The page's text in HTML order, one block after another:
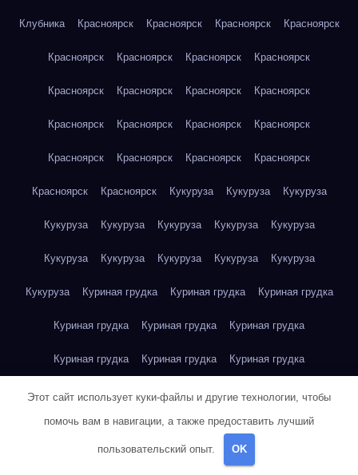
Клубника Красноярск Красноярск Красноярск Красноярск
Красноярск Красноярск Красноярск Красноярск
Красноярск Красноярск Красноярск Красноярск
Красноярск Красноярск Красноярск Красноярск
Красноярск Красноярск Красноярск Красноярск
Красноярск Красноярск Кукуруза Кукуруза Кукуруза
Кукуруза Кукуруза Кукуруза Кукуруза Кукуруза
Кукуруза Кукуруза Кукуруза Кукуруза Кукуруза
Кукуруза Куриная грудка Куриная грудка Куриная грудка
Куриная грудка Куриная грудка Куриная грудка
Куриная грудка Куриная грудка Куриная грудка
Куриная грудка Куриная грудка Куриная грудка
Куриная грудка Куриная грудка Куриная грудка
Этот сайт использует куки-файлы и другие технологии, чтобы
помочь вам в навигации, а также предоставить лучший
пользовательский опыт. OK